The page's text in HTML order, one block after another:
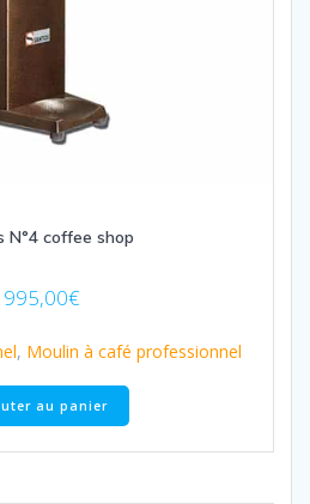
N°4 coffee shop
995,00€
, Moulin à café professionnel
au panier